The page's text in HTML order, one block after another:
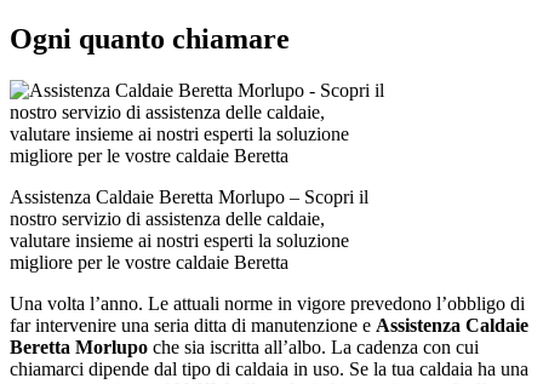
Ogni quanto chiamare
Assistenza Caldaie Beretta Morlupo – Scopri il
nostro servizio di assistenza delle caldaie,
valutare insieme ai nostri esperti la soluzione
migliore per le vostre caldaie Beretta
Una volta l’anno. Le attuali norme in vigore prevedono l’obbligo di
far intervenire una seria ditta di manutenzione e Assistenza Caldaie
Beretta Morlupo che sia iscritta all’albo. La cadenza con cui
chiamarci dipende dal tipo di caldaia in uso. Se la tua caldaia ha una